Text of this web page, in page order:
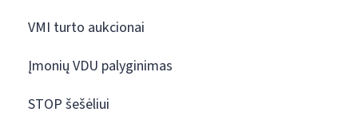
VMI turto aukcionai
Įmonių VDU palyginimas
STOP šešėliui